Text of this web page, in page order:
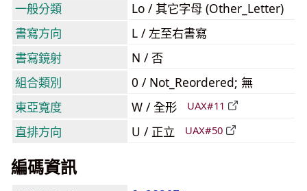
一般分類
Lo / 其它字母 (Other_Letter)
書寫方向
L / 左至右書寫
書寫鏡射
N / 否
組合類別
0 / Not_Reordered; 無
東亞寬度
W / 全形 UAX#11
直排方向 U / 正立 UAX#50
編碼資訊